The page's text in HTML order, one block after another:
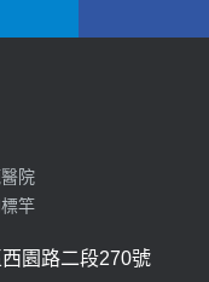
大吃大
112年【
院
竿
園路二段270號